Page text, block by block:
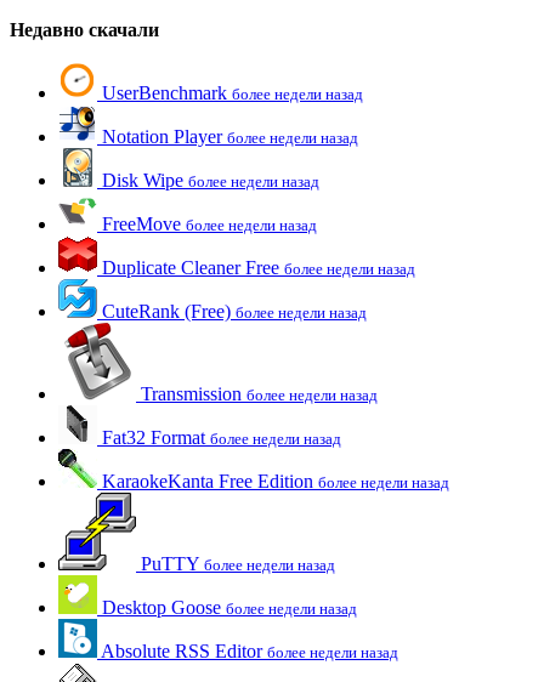
Недавно скачали
UserBenchmark более недели назад
Notation Player более недели назад
Disk Wipe более недели назад
FreeMove более недели назад
Duplicate Cleaner Free более недели назад
CuteRank (Free) более недели назад
Transmission более недели назад
Fat32 Format более недели назад
KaraokeKanta Free Edition более недели назад
PuTTY более недели назад
Desktop Goose более недели назад
Absolute RSS Editor более недели назад